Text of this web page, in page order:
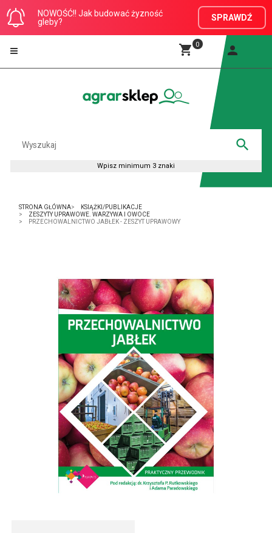
NOWOŚĆ!! Jak budować żyzność
gleby?
SPRAWDŹ
0
STRONA GŁÓWNA
KSIĄŻKI/PUBLIKACJE
ZESZYTY UPRAWOWE. WARZYWA I OWOCE
PRZECHOWALNICTWO JABŁEK - ZESZYT UPRAWOWY